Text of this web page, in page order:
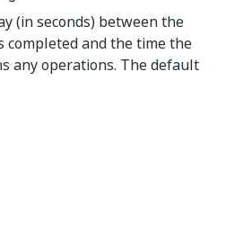
(in seconds) between the
completed and the time the
any operations. The default